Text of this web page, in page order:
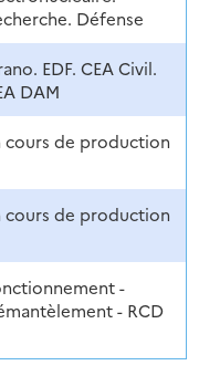
Défense
EDF. CEA Civil.
DAM
cours de production
cours de production
-
- RCD